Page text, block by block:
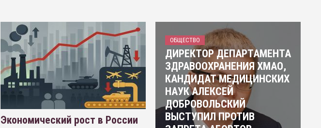
Экономический рост в России
ОБЩЕСТВО
ДИРЕКТОР ДЕПАРТАМЕНТА
ЗДРАВООХРАНЕНИЯ ХМАО,
КАНДИДАТ МЕДИЦИНСКИХ
НАУК АЛЕКСЕЙ
ДОБРОВОЛЬСКИЙ
ВЫСТУПИЛ ПРОТИВ